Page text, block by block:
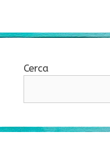
Cerca